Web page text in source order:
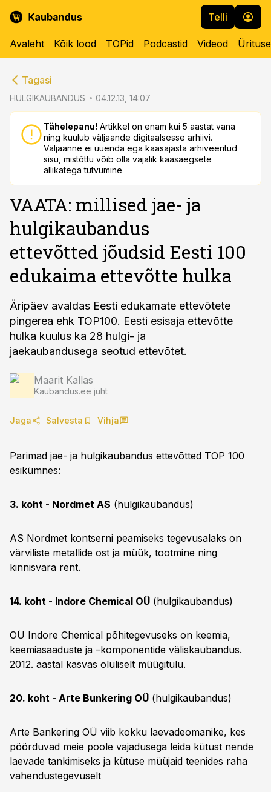
Telli
Avaleht Kõik lood TOPid Podcastid Videod
Tagasi
HULGIKAUBANDUS 04.12.13, 14:07
Tähelepanu! Artikkel on enam kui 5 aastat vana
ning kuulub väljaande digitaalsesse arhiivi.
Väljaanne ei uuenda ega kaasajasta arhiveeritud
sisu, mistõttu võib olla vajalik kaasaegsete
allikatega tutvumine
VAATA: millised jae- ja
hulgikaubandus
ettevõtted jõudsid Eesti 100
edukaima ettevõtte hulka
Äripäev avaldas Eesti edukamate ettevõtete
pingerea ehk TOP100. Eesti esisaja ettevõtte
hulka kuulus ka 28 hulgi- ja
jaekaubandusega seotud ettevõtet.
Maarit Kallas
Kaubandus.ee juht
Jaga Salvesta Vihja
Parimad jae- ja hulgikaubandus ettevõtted TOP 100
esikümnes:
3. koht - Nordmet AS (hulgikaubandus)
AS Nordmet kontserni peamiseks tegevusalaks on
värviliste metallide ost ja müük, tootmine ning
kinnisvara rent.
14. koht - Indore Chemical OÜ (hulgikaubandus)
OÜ Indore Chemical põhitegevuseks on keemia,
keemiasaaduste ja –komponentide väliskaubandus.
2012. aastal kasvas oluliselt müügitulu.
20. koht - Arte Bunkering OÜ (hulgikaubandus)
Arte Bankering OÜ viib kokku laevadeomanike, kes
pöörduvad meie poole vajadusega leida kütust nende
laevade tankimiseks ja kütuse müüjaid teenides raha
vahendustegevuselt